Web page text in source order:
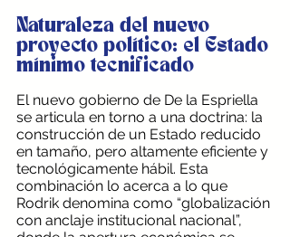
Naturaleza del nuevo
proyecto político: el Estado
mínimo tecnificado
El nuevo gobierno de De la Espriella
se articula en torno a una doctrina: la
construcción de un Estado reducido
en tamaño, pero altamente eficiente y
tecnológicamente hábil. Esta
combinación lo acerca a lo que
Rodrik denomina como “globalización
con anclaje institucional nacional”,